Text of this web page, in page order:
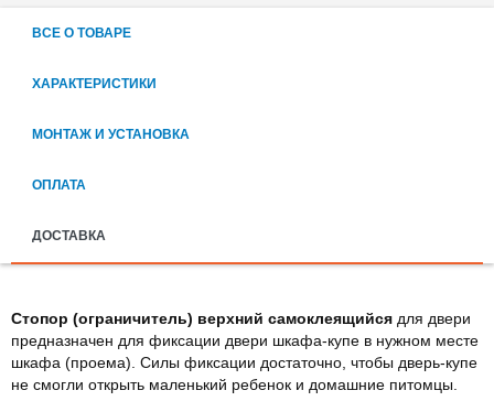
ВСЕ О ТОВАРЕ
ХАРАКТЕРИСТИКИ
МОНТАЖ И УСТАНОВКА
ОПЛАТА
ДОСТАВКА
Стопор (ограничитель) верхний самоклеящийся для двери
предназначен для фиксации двери шкафа-купе в нужном месте
шкафа (проема). Силы фиксации достаточно, чтобы дверь-купе
не смогли открыть маленький ребенок и домашние питомцы.